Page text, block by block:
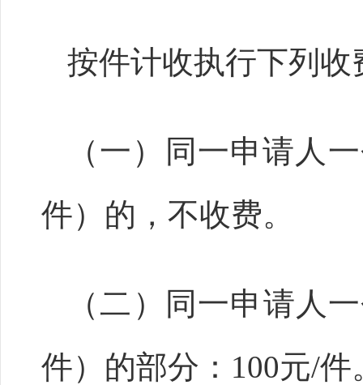
按件计收执行下列收
（一）同一申请人
件）的，不收费。
（二）同一申请人
件）的部分：100元/件